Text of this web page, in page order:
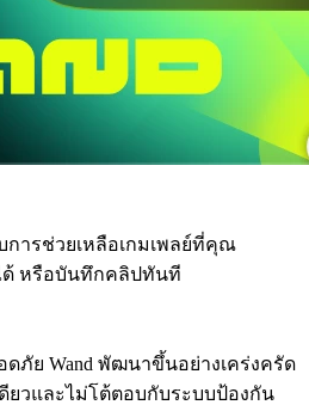
การช่วยเหลือเกมเพลย์ที่คุณ
ด้ หรือบันทึกคลิปทันที
ดภัย Wand พัฒนาขึ้นอย่างเคร่งครัด
ยวและไม่โต้ตอบกับระบบป้องกัน